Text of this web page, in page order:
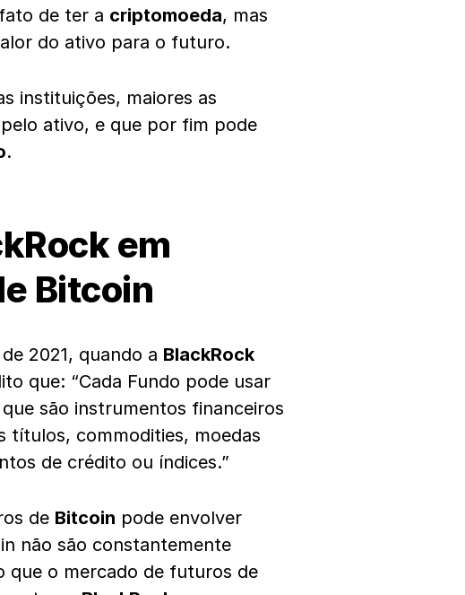
de ter a criptomoeda, mas
do ativo para o futuro.
instituições, maiores as
ativo, e que por fim pode
.
em
Bitcoin
2021, quando a BlackRock
que: “Cada Fundo pode usar
são instrumentos financeiros
títulos, commodities, moedas
de crédito ou índices.”
de Bitcoin pode envolver
não são constantemente
que o mercado de futuros de